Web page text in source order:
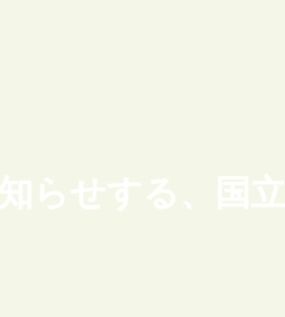
らせする、国